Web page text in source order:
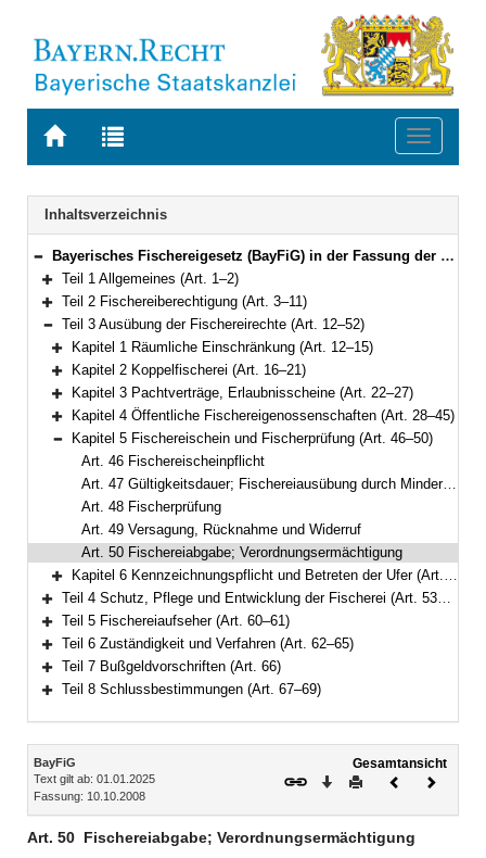
Zur
BAYERN.RECHT
Zur
letzten
Suche
Toggle
Navigation
Inhaltsverzeichnis
Bereich reduzieren
Bayerisches Fischereigesetz (BayFiG) in der Fassung der Bekanntmachung vom 10. Oktober 2008 (GVBl. S.840, 2009 S. 6) BayRS 793-1-L (Art. 1–69)
Bereich erweitern
Teil 1 Allgemeines (Art. 1–2)
Bereich erweitern
Teil 2 Fischereiberechtigung (Art. 3–11)
Bereich reduzieren
Teil 3 Ausübung der Fischereirechte (Art. 12–52)
Bereich erweitern
Kapitel 1 Räumliche Einschränkung (Art. 12–15)
Bereich erweitern
Kapitel 2 Koppelfischerei (Art. 16–21)
Bereich erweitern
Kapitel 3 Pachtverträge, Erlaubnisscheine (Art. 22–27)
Bereich erweitern
Kapitel 4 Öffentliche Fischereigenossenschaften (Art. 28–45)
Bereich reduzieren
Kapitel 5 Fischereischein und Fischerprüfung (Art. 46–50)
Art. 46 Fischereischeinpflicht
Art. 47 Gültigkeitsdauer; Fischereiausübung durch Minderjährige
Art. 48 Fischerprüfung
Art. 49 Versagung, Rücknahme und Widerruf
Art. 50 Fischereiabgabe; Verordnungsermächtigung
Bereich erweitern
Kapitel 6 Kennzeichnungspflicht und Betreten der Ufer (Art. 51–52)
Bereich erweitern
Teil 4 Schutz, Pflege und Entwicklung der Fischerei (Art. 53–59)
Bereich erweitern
Teil 5 Fischereiaufseher (Art. 60–61)
Bereich erweitern
Teil 6 Zuständigkeit und Verfahren (Art. 62–65)
Bereich erweitern
Teil 7 Bußgeldvorschriften (Art. 66)
Teil 8 Schlussbestimmungen (Art. 67–69)
Inhalt
BayFiG
Text gilt ab: 01.01.2025
Fassung: 10.10.2008
Gesamtansicht
Download
DruckenVorheriges
Art. 50 Fischereiabgabe; Verordnungsermächtigung